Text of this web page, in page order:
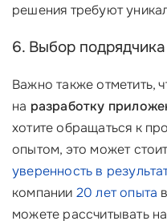
решения требуют
6. Выбор подрядчика
Важно также отметить,
на разработку
хотите обращаться к
опытом, это может
уверенность в
компании 20 лет опыта
можете рассчитывать